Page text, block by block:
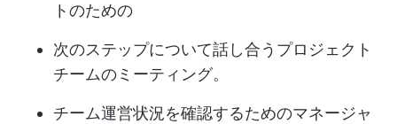
トのための
次のステップについて話し合うプロジェクト
チームのミーティング。
チーム運営状況を確認するためのマネージャ